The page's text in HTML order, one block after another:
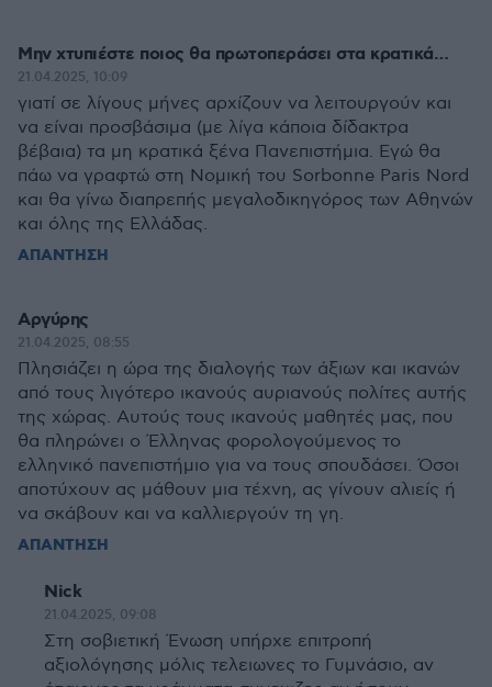
Μην χτυπιέστε ποιος θα πρωτοπεράσει στα κρατικά…
21.04.2025, 10:09
γιατί σε λίγους μήνες αρχίζουν να λειτουργούν και
να είναι προσβάσιμα (με λίγα κάποια δίδακτρα
βέβαια) τα μη κρατικά ξένα Πανεπιστήμια. Εγώ θα
πάω να γραφτώ στη Νομική του Sorbonne Paris Nord
και θα γίνω διαπρεπής μεγαλοδικηγόρος των Αθηνών
και όλης της Ελλάδας.
ΑΠΑΝΤΗΣΗ
Αργύρης
21.04.2025, 08:55
Πλησιάζει η ώρα της διαλογής των άξιων και ικανών
από τους λιγότερο ικανούς αυριανούς πολίτες αυτής
της χώρας. Αυτούς τους ικανούς μαθητές μας, που
θα πληρώνει ο Έλληνας φορολογούμενος το
ελληνικό πανεπιστήμιο για να τους σπουδάσει. Όσοι
αποτύχουν ας μάθουν μια τέχνη, ας γίνουν αλιείς ή
να σκάβουν και να καλλιεργούν τη γη.
ΑΠΑΝΤΗΣΗ
Nick
21.04.2025, 09:08
Στη σοβιετική Ένωση υπήρχε επιτροπή
αξιολόγησης μόλις τελειωνες το Γυμνάσιο, αν